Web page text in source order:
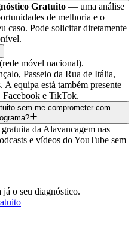
Gratuito — uma análise
de melhoria e o
caso. Pode solicitar diretamente
(rede móvel nacional).
Passeio da Rua de Itália,
equipa está também presente
e TikTok.
sem me comprometer com
da Alavancagem nas
e vídeos do YouTube sem
já o seu diagnóstico.